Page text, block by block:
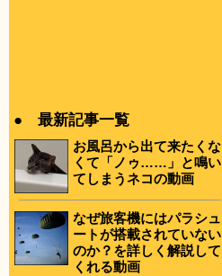
● 最新記事一覧
お風呂から出て来たくな
くて「ノゥ……」と鳴い
てしまうネコの動画
なぜ旅客機にはパラシュ
ートが搭載されていない
のか？を詳しく解説して
くれる動画